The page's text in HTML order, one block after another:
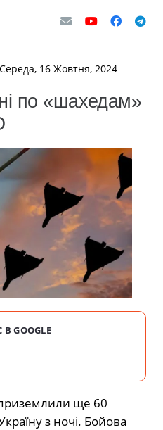
16 Жовтня, 2024
по «шахедам»
GOOGLE
ще 60
з ночі. Бойова